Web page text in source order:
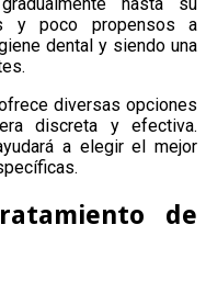
y poco propensos a
dental y siendo una
diversas opciones
discreta y efectiva.
a elegir el mejor
de